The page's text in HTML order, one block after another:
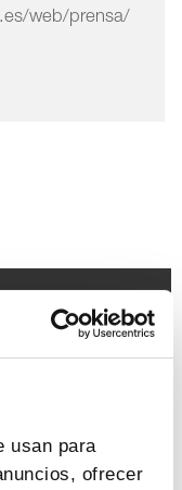
usan para
ofrecer
web/prensa/
Farmaindustria